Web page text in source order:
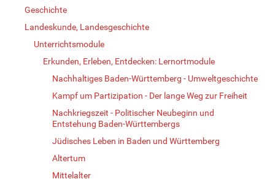
Geschichte
Landeskunde, Landesgeschichte
Unterrichtsmodule
Erkunden, Erleben, Entdecken: Lernortmodule
Nachhaltiges Baden-Württemberg - Umweltgeschichte
Kampf um Partizipation - Der lange Weg zur Freiheit
Nachkriegszeit - Politischer Neubeginn und
Entstehung Baden-Württembergs
Jüdisches Leben in Baden und Württemberg
Altertum
Mittelalter